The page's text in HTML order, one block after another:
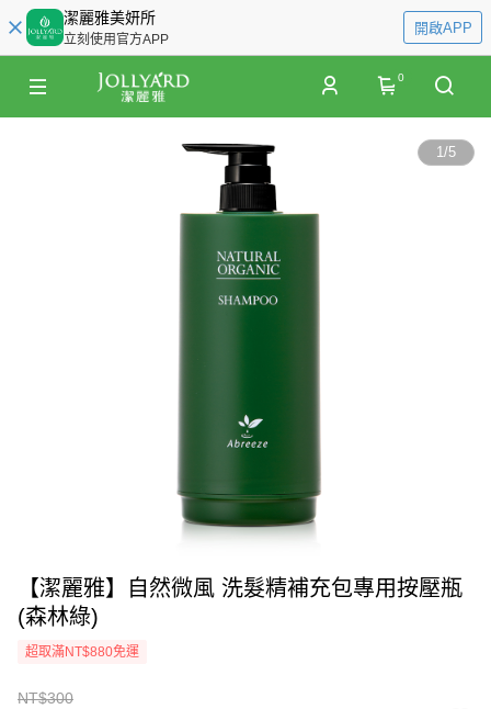
潔麗雅美妍所
立刻使用官方APP
開啟APP
0
1/5
【潔麗雅】自然微風 洗髮精補充包專用按壓瓶
(森林綠)
超取滿NT$880免運
NT$300